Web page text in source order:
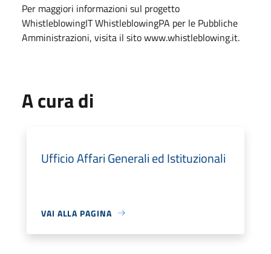
Per maggiori informazioni sul progetto
WhistleblowingIT WhistleblowingPA per le Pubbliche
Amministrazioni, visita il sito www.whistleblowing.it.
A cura di
Ufficio Affari Generali ed Istituzionali
VAI ALLA PAGINA